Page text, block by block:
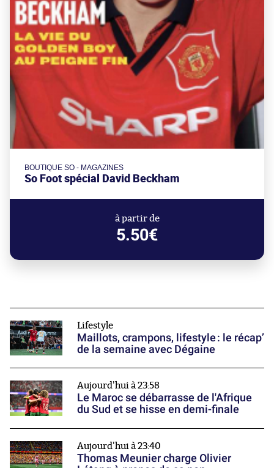
BOUTIQUE SO - MAGAZINES
So Foot spécial David Beckham
à partir de
5.50€
Lifestyle
Maillots, crampons, lifestyle : le récap’
de la semaine avec Dégaine
Aujourd'hui à 23:58
Le Maroc se débarrasse de l'Afrique
du Sud et se hisse en demi-finale
Aujourd'hui à 23:40
Thomas Meunier charge Olivier